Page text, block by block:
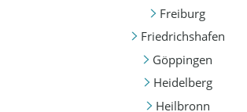
Freiburg
Friedrichshafen
Göppingen
Heidelberg
Heilbronn